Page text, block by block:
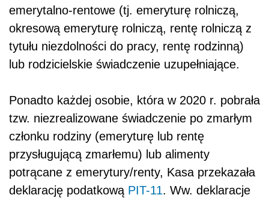
emerytalno-rentowe (tj. emeryturę rolniczą,
okresową emeryturę rolniczą, rentę rolniczą z
tytułu niezdolności do pracy, rentę rodzinną)
lub rodzicielskie świadczenie uzupełniające.
Ponadto każdej osobie, która w 2020 r. pobrała
tzw. niezrealizowane świadczenie po zmarłym
członku rodziny (emeryturę lub rentę
przysługującą zmarłemu) lub alimenty
potrącane z emerytury/renty, Kasa przekazała
deklarację podatkową PIT-11. Ww. deklaracje